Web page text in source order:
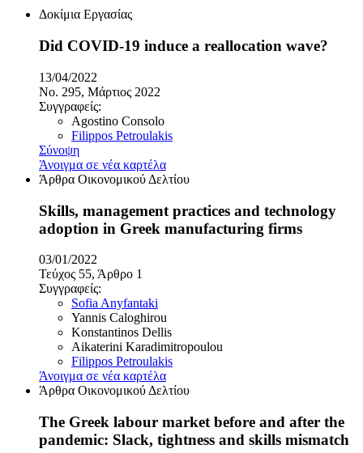
Δοκίμια Εργασίας
Did COVID-19 induce a reallocation wave?
13/04/2022
No. 295, Μάρτιος 2022
Συγγραφείς:
Agostino Consolo
Filippos Petroulakis
Σύνοψη
Άνοιγμα σε νέα καρτέλα
Άρθρα Οικονομικού Δελτίου
Skills, management practices and technology
adoption in Greek manufacturing firms
03/01/2022
Τεύχος 55, Άρθρο 1
Συγγραφείς:
Sofia Anyfantaki
Yannis Caloghirou
Konstantinos Dellis
Aikaterini Karadimitropoulou
Filippos Petroulakis
Άνοιγμα σε νέα καρτέλα
Άρθρα Οικονομικού Δελτίου
The Greek labour market before and after the
pandemic: Slack, tightness and skills mismatch